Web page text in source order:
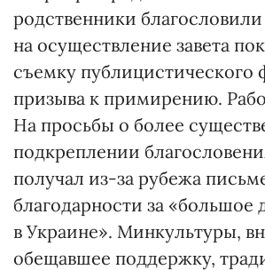
родственники
на осуществление завета
съемку публицистического
призыва к примирению.
На просьбы о более
подкреплении
получал из-за рубежа
благодарности за «большое
в Украине». Минкультуры,
обещавшее поддержку,